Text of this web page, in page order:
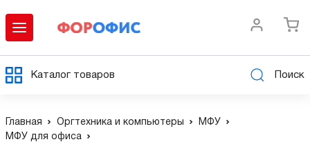
Каталог товаров Поиск
Главная Оргтехника и компьютеры
МФУ
МФУ для офиса